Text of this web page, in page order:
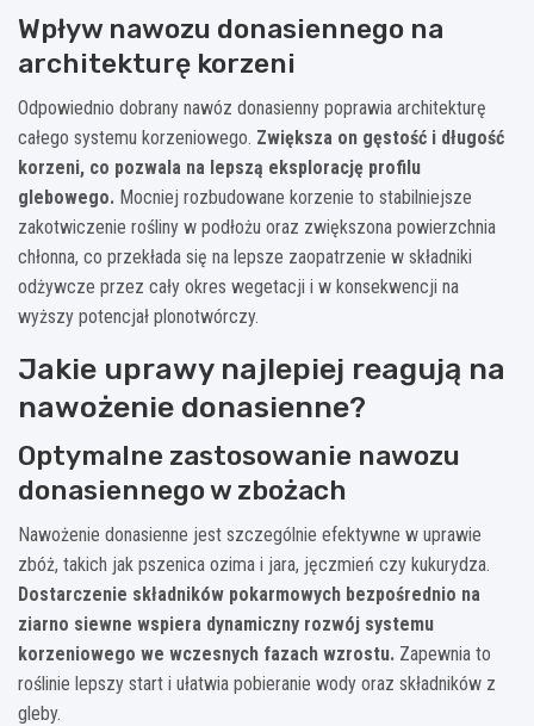
Wpływ nawozu donasiennego na
architekturę korzeni
Odpowiednio dobrany nawóz donasienny poprawia architekturę
całego systemu korzeniowego. Zwiększa on gęstość i długość
korzeni, co pozwala na lepszą eksplorację profilu
glebowego. Mocniej rozbudowane korzenie to stabilniejsze
zakotwiczenie rośliny w podłożu oraz zwiększona powierzchnia
chłonna, co przekłada się na lepsze zaopatrzenie w składniki
odżywcze przez cały okres wegetacji i w konsekwencji na
wyższy potencjał plonotwórczy.
Jakie uprawy najlepiej reagują na
nawożenie donasienne?
Optymalne zastosowanie nawozu
donasiennego w zbożach
Nawożenie donasienne jest szczególnie efektywne w uprawie
zbóż, takich jak pszenica ozima i jara, jęczmień czy kukurydza.
Dostarczenie składników pokarmowych bezpośrednio na
ziarno siewne wspiera dynamiczny rozwój systemu
korzeniowego we wczesnych fazach wzrostu. Zapewnia to
roślinie lepszy start i ułatwia pobieranie wody oraz składników z
gleby.